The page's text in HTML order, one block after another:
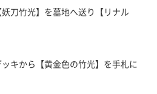
刀竹光】を墓地へ送り【リナル
キから【黄金色の竹光】を手札に